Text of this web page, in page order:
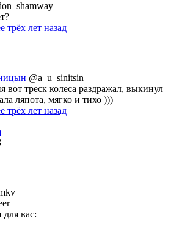
трёх лет назад
@a_u_sinitsin
вот треск колеса раздражал, выкинул
ляпота, мягко и тихо )))
трёх лет назад
вас: